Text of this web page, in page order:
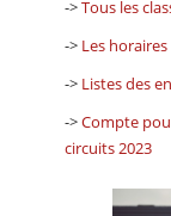
->Tous les
-> Les horaires
-> Listes des
->Compte
circuits 2023